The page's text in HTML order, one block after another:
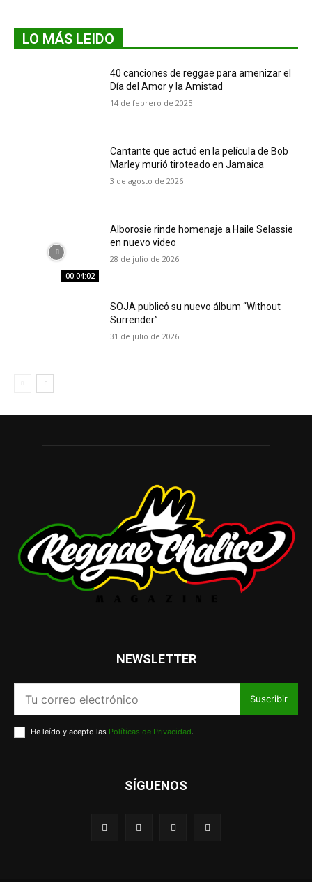
LO MÁS LEIDO
40 canciones de reggae para amenizar el
Día del Amor y la Amistad
14 de febrero de 2025
Cantante que actuó en la película de Bob
Marley murió tiroteado en Jamaica
3 de agosto de 2026
00:04:02
Alborosie rinde homenaje a Haile Selassie
en nuevo video
28 de julio de 2026
SOJA publicó su nuevo álbum “Without
Surrender”
31 de julio de 2026
NEWSLETTER
Suscribir
He leído y acepto las Políticas de Privacidad.
SÍGUENOS